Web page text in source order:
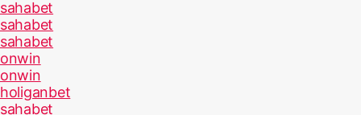
sahabet
sahabet
sahabet
onwin
onwin
holiganbet
sahabet